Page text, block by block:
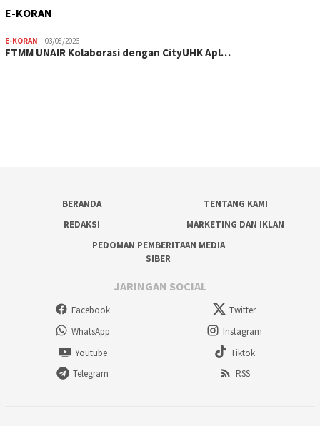
E-KORAN
E-KORAN 03/08/2026
FTMM UNAIR Kolaborasi dengan CityUHK Apl…
BERANDA
TENTANG KAMI
REDAKSI
MARKETING DAN IKLAN
PEDOMAN PEMBERITAAN MEDIA
SIBER
JARINGAN SOCIAL
Facebook
Twitter
WhatsApp
Instagram
Youtube
Tiktok
Telegram
RSS